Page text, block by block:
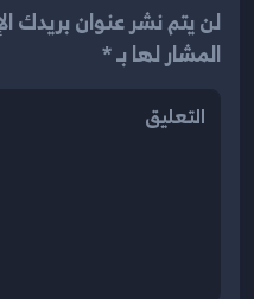
لن يتم نشر عنوان بريدك
المشار لها بـ *